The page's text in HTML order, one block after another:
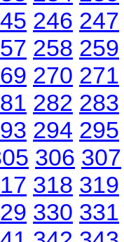
246 247
258 259
270 271
282 283
294 295
306 307
318 319
330 331